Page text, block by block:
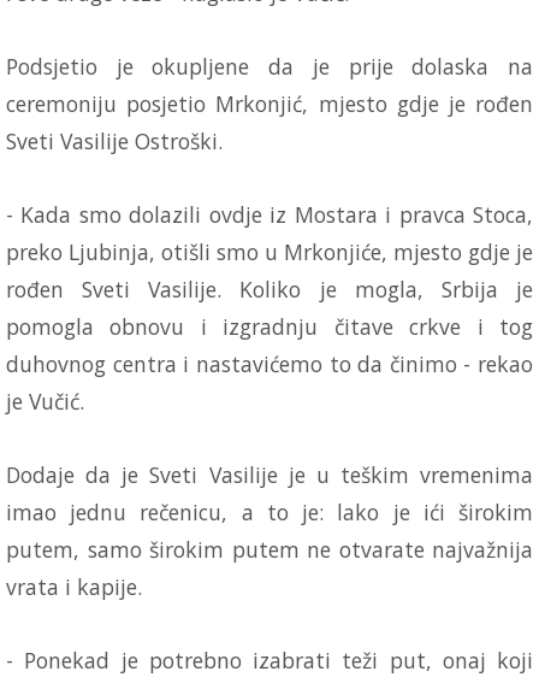
Podsjetio je okupljene da je prije dolaska na
ceremoniju posjetio Mrkonjić, mjesto gdje je rođen
Sveti Vasilije Ostroški.
- Kada smo dolazili ovd‌je iz Mostara i pravca Stoca,
preko Ljubinja, otišli smo u Mrkonjiće, mjesto gd‌je je
rođen Sveti Vasilije. Koliko je mogla, Srbija je
pomogla obnovu i izgradnju čitave crkve i tog
duhovnog centra i nastavićemo to da činimo - rekao
je Vučić.
Dodaje da je Sveti Vasilije je u teškim vremenima
imao jednu rečenicu, a to je: lako je ići širokim
putem, samo širokim putem ne otvarate najvažnija
vrata i kapije.
- Ponekad je potrebno izabrati teži put, onaj koji